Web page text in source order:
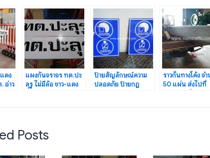
ดง
อ่าว
แผงกันจราจร ทต.ปะ
ลุรู ไม่มีล้อ ขาว-แดง
ป้ายสัญลักษณ์ความ
ปลอดภัย ป้ายกฎ
ราวกั้นทางโค้ง จ
50 แผ่น ส่งไปที่
Posts